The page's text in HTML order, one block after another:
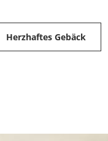
Herzhaftes Gebäck